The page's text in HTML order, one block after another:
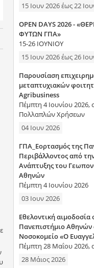
15 Ιουν 2026έως 22
OPEN DAYS 2026 -
ΦΥΤΩΝ ΓΠΑ»
15-26 ΙΟΥΝΙΟΥ
15 Ιουν 2026έως 26
Παρουσίαση
μεταπτυχιακών
Agribusiness
Πέμπτη 4 Ιουνίου 2026,
Πολλαπλών Χρήσεων
04 Ιουν 2026
ΓΠΑ_Εορτασμός της
Περιβάλλοντος από
Ανάπτυξης του
Αθηνών
Πέμπτη 4 Ιουνίου 2026
03 Ιουν 2026
Εθελοντική
Πανεπιστήμιο Αθηνών
Νοσοκομείο «Ο
Πέμπτη 28 Μαΐου 2026,
28 Μάιος 2026